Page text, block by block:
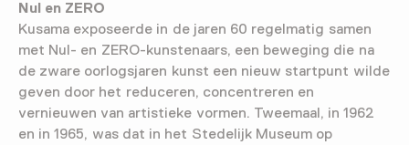
Nul en ZERO
Kusama exposeerde in de jaren 60 regelmatig samen
met Nul- en ZERO-kunstenaars, een beweging die na
de zware oorlogsjaren kunst een nieuw startpunt wilde
geven door het reduceren, concentreren en
vernieuwen van artistieke vormen. Tweemaal, in 1962
en in 1965, was dat in het Stedelijk Museum op